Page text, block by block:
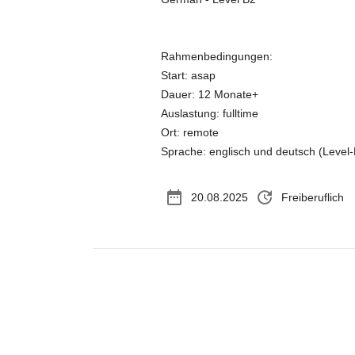
Rahmenbedingungen:
Start: asap
Dauer: 12 Monate+
Auslastung: fulltime
Ort: remote
Sprache: englisch und deutsch (Level-
date_range 20.08.2025 update Freiberuflich